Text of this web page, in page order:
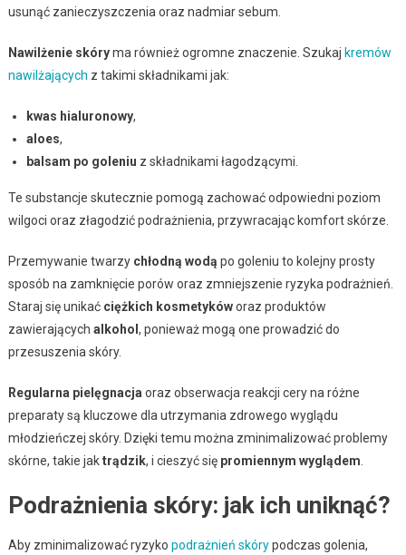
usunąć zanieczyszczenia oraz nadmiar sebum.
Nawilżenie skóryma również ogromne znaczenie. Szukaj kremów
nawilżających z takimi składnikami jak:
kwas hialuronowy,
aloes,
balsam po goleniu z składnikami łagodzącymi.
Te substancje skutecznie pomogą zachować odpowiedni poziom
wilgoci oraz złagodzić podrażnienia, przywracając komfort skórze.
Przemywanie twarzy chłodną wodą po goleniu to kolejny prosty
sposób na zamknięcie porów oraz zmniejszenie ryzyka podrażnień.
Staraj się unikać ciężkich kosmetykóworaz produktów
zawierających alkohol , ponieważ mogą one prowadzić do
przesuszenia skóry.
Regularna pielęgnacja oraz obserwacja reakcji cery na różne
preparaty są kluczowe dla utrzymania zdrowego wyglądu
młodzieńczej skóry. Dzięki temu można zminimalizować problemy
skórne, takie jaktrądzik, i cieszyć się promiennym wyglądem
Podrażnienia skóry: jak ich uniknąć?
Aby zminimalizować ryzyko podrażnień skórypodczas golenia,